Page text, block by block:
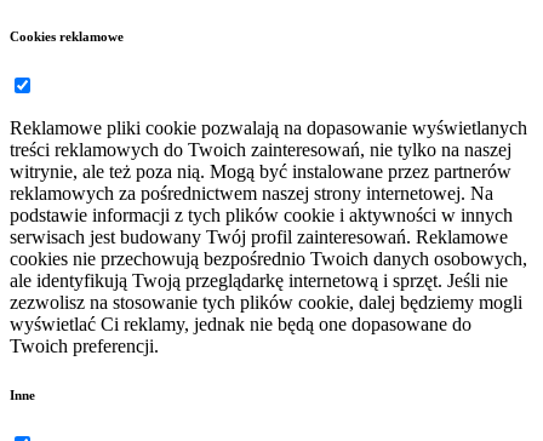
Cookies reklamowe
Reklamowe pliki cookie pozwalają na dopasowanie wyświetlanych
treści reklamowych do Twoich zainteresowań, nie tylko na naszej
witrynie, ale też poza nią. Mogą być instalowane przez partnerów
reklamowych za pośrednictwem naszej strony internetowej. Na
podstawie informacji z tych plików cookie i aktywności w innych
serwisach jest budowany Twój profil zainteresowań. Reklamowe
cookies nie przechowują bezpośrednio Twoich danych osobowych,
ale identyfikują Twoją przeglądarkę internetową i sprzęt. Jeśli nie
zezwolisz na stosowanie tych plików cookie, dalej będziemy mogli
wyświetlać Ci reklamy, jednak nie będą one dopasowane do
Twoich preferencji.
Inne